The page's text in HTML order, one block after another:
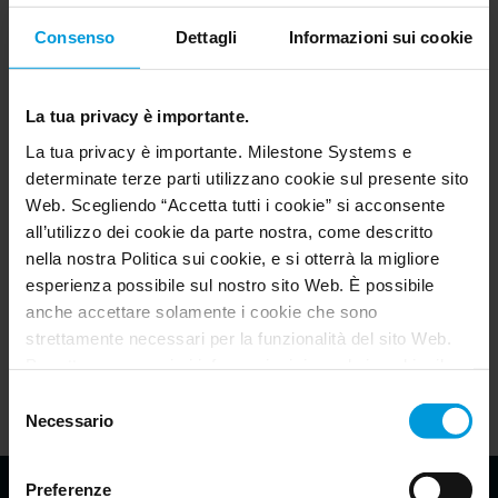
Consenso Dettagli Informazioni sui cookie
La tua privacy è importante.
La tua privacy è importante. Milestone Systems e
determinate terze parti utilizzano cookie sul presente sito
Web. Scegliendo “Accetta tutti i cookie” si acconsente
all’utilizzo dei cookie da parte nostra, come descritto
nella nostra Politica sui cookie, e si otterrà la migliore
esperienza possibile sul nostro sito Web. È possibile
anche accettare solamente i cookie che sono
strettamente necessari per la funzionalità del sito Web.
dettagli”.
Per quanto riguarda i cookie, il consenso dell’utente si
del
consenso
Necessario
Preferenze